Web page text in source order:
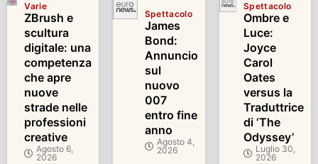
Varie
ZBrush e
scultura
digitale: una
competenza
che apre
nuove
strade nelle
professioni
creative
Agosto 6,
2026
Spettacolo
James
Bond:
Annuncio
sul
nuovo
007
entro fine
anno
Agosto 4,
2026
Spettacolo
Ombre e
Luce:
Joyce
Carol
Oates
versus la
Traduttrice
di ‘The
Odyssey’
Luglio 30,
2026